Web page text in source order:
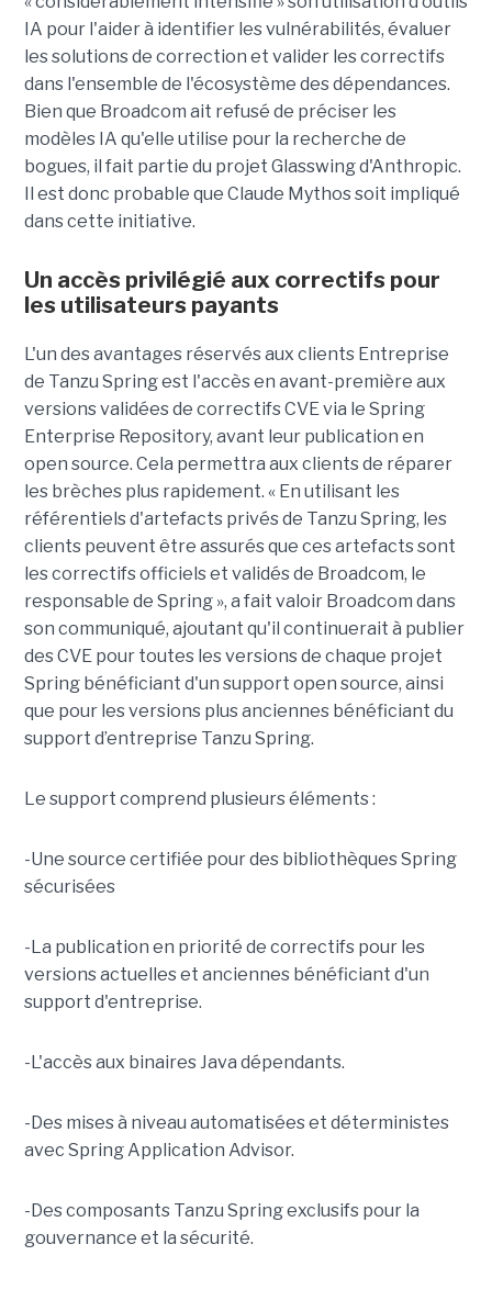
IA pour l'aider à identifier les vulnérabilités, évaluer
les solutions de correction et valider les correctifs
dans l'ensemble de l'écosystème des dépendances.
Bien que Broadcom ait refusé de préciser les
modèles IA qu'elle utilise pour la recherche de
bogues, il fait partie du projet Glasswing d'Anthropic.
Il est donc probable que Claude Mythos soit impliqué
dans cette initiative.
Un accès privilégié aux correctifs pour
les utilisateurs payants
L'un des avantages réservés aux clients Entreprise
de Tanzu Spring est l'accès en avant-première aux
versions validées de correctifs CVE via le Spring
Enterprise Repository, avant leur publication en
open source. Cela permettra aux clients de réparer
les brèches plus rapidement. « En utilisant les
référentiels d'artefacts privés de Tanzu Spring, les
clients peuvent être assurés que ces artefacts sont
les correctifs officiels et validés de Broadcom, le
responsable de Spring », a fait valoir Broadcom dans
son communiqué, ajoutant qu'il continuerait à publier
des CVE pour toutes les versions de chaque projet
Spring bénéficiant d'un support open source, ainsi
que pour les versions plus anciennes bénéficiant du
support d’entreprise Tanzu Spring.
Le support comprend plusieurs éléments :
-Une source certifiée pour des bibliothèques Spring
sécurisées
-La publication en priorité de correctifs pour les
versions actuelles et anciennes bénéficiant d'un
support d'entreprise.
-L'accès aux binaires Java dépendants.
-Des mises à niveau automatisées et déterministes
avec Spring Application Advisor.
-Des composants Tanzu Spring exclusifs pour la
gouvernance et la sécurité.